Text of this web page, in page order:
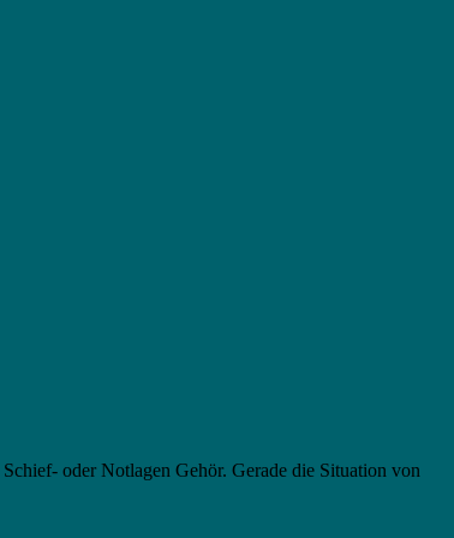
oder Notlagen Gehör. Gerade die Situation von